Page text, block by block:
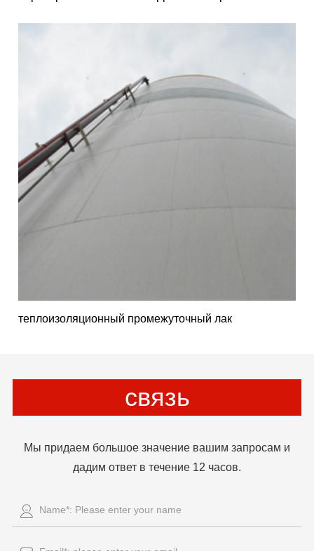
теплоизоляционный промежуточный лак
связь
Мы придаем большое значение вашим запросам и
дадим ответ в течение 12 часов.